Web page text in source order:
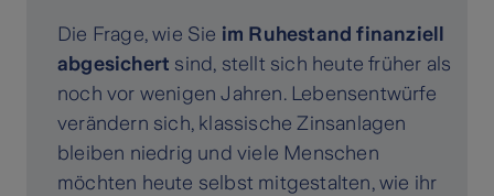
Die Frage, wie Sie im Ruhestand finanziell
abgesichert sind, stellt sich heute früher als
noch vor wenigen Jahren. Lebensentwürfe
verändern sich, klassische Zinsanlagen
bleiben niedrig und viele Menschen
möchten heute selbst mitgestalten, wie ihr